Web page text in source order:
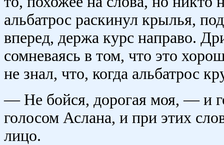
альбатрос раскинул крылья,
вперед, держа курс направо.
сомневаясь в том, что это
не знал, что, когда альбатрос
— Не бойся, дорогая моя, — и
голосом Аслана, и при этих
лицо.